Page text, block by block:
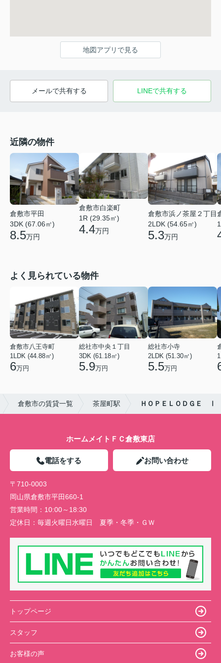
地図アプリで見る
メールで共有する LINEで共有する
近隣の物件
倉敷市平田
3DK (67.06㎡)
8.5万円
倉敷市白楽町
1R (29.35㎡)
4.4万円
倉敷市浜ノ茶屋２丁目
2LDK (54.65㎡)
5.3万円
よく見られている物件
倉敷市八王寺町
1LDK (44.88㎡)
6万円
総社市中央１丁目
3DK (61.18㎡)
5.9万円
総社市小寺
2LDK (51.30㎡)
5.5万円
倉敷市の賃貸一覧 茶屋町駅 ＨＯＰＥＬＯＤＧＥ Ⅰ
ホームメイトＦＣ倉敷東店
電話をする お問い合わせ
〒710-0003
岡山県倉敷市平田660-1
営業時間： 10:00～18:30
定休日： 毎週火曜日水曜日 夏季・冬季・ＧＷ
トップページ
スタッフ
お客様の声